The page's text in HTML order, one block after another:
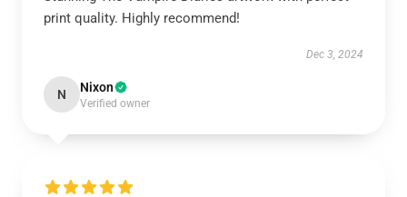
print quality. Highly recommend!
Dec 3, 2024
N Nixon
Verified owner